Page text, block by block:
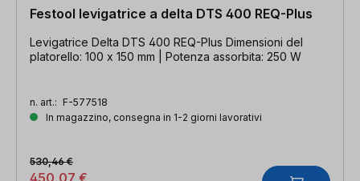
Festool levigatrice a delta DTS 400 REQ-Plus
Levigatrice Delta DTS 400 REQ-Plus Dimensioni del
platorello: 100 x 150 mm | Potenza assorbita: 250 W
n. art.: F-577518
In magazzino, consegna in 1-2 giorni lavorativi
450,07 €
530,46 €